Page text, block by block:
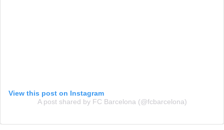
View this post on Instagram
A post shared by FC Barcelona (@fcbarcelona)